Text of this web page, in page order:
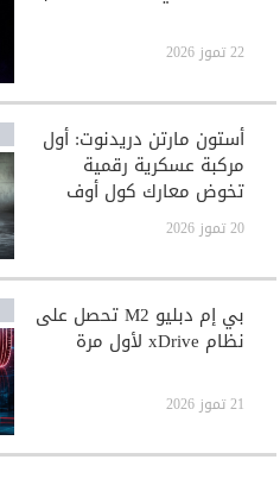
22 تموز 2026
أستون مارتن دريدنوت: أول
مركبة عسكرية رقمية
تخوض معارك كول أوف
ديوتي
20 تموز 2026
بي إم دبليو M2 تحصل على
نظام xDrive لأول مرة
21 تموز 2026